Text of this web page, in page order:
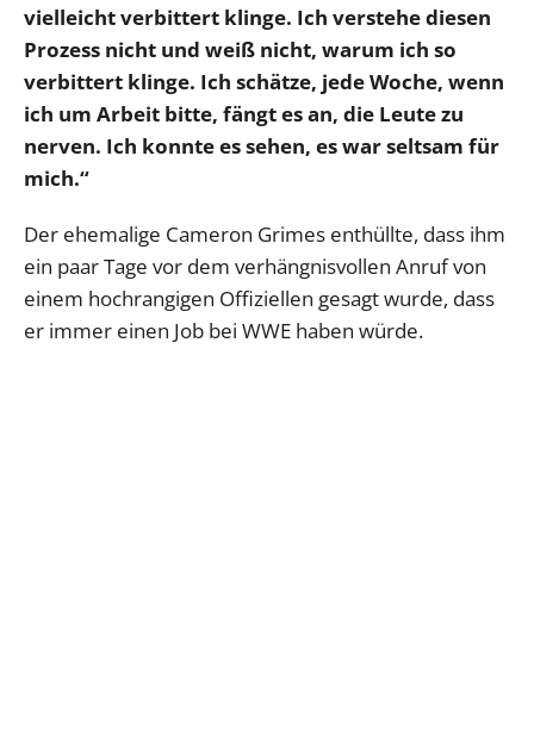
vielleicht verbittert klinge. Ich verstehe diesen
Prozess nicht und weiß nicht, warum ich so
verbittert klinge. Ich schätze, jede Woche, wenn
ich um Arbeit bitte, fängt es an, die Leute zu
nerven. Ich konnte es sehen, es war seltsam für
mich.“
Der ehemalige Cameron Grimes enthüllte, dass ihm
ein paar Tage vor dem verhängnisvollen Anruf von
einem hochrangigen Offiziellen gesagt wurde, dass
er immer einen Job bei WWE haben würde.